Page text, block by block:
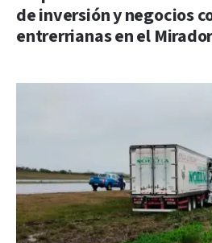
de inversión y negocios
entrerrianas en el